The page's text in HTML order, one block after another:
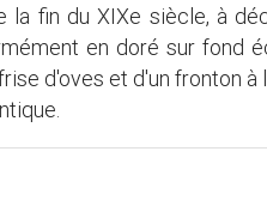
fin du XIXe siècle, à
en doré sur fond
d'oves et d'un fronton à